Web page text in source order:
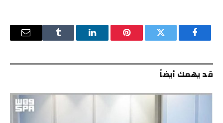
فيسبوك تويتر بينتيريستلينكدإن Tumblr
البريد
قد يهمك أيضاً